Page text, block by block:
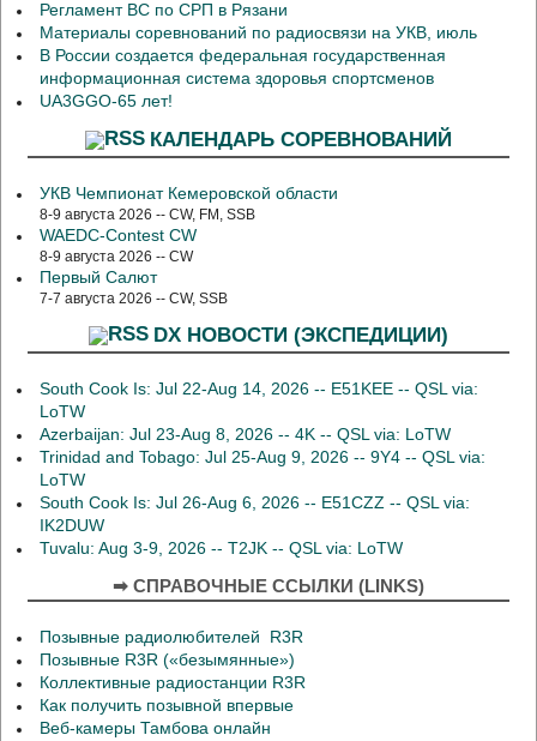
Регламент ВС по СРП в Рязани
Материалы соревнований по радиосвязи на УКВ, июль
В России создается федеральная государственная
информационная система здоровья спортсменов
UA3GGO-65 лет!
КАЛЕНДАРЬ СОРЕВНОВАНИЙ
УКВ Чемпионат Кемеровской области
8-9 августа 2026 -- CW, FM, SSB
WAEDC-Contest CW
8-9 августа 2026 -- CW
Первый Салют
7-7 августа 2026 -- CW, SSB
DX НОВОСТИ (ЭКСПЕДИЦИИ)
South Cook Is: Jul 22-Aug 14, 2026 -- E51KEE -- QSL via:
LoTW
Azerbaijan: Jul 23-Aug 8, 2026 -- 4K -- QSL via: LoTW
Trinidad and Tobago: Jul 25-Aug 9, 2026 -- 9Y4 -- QSL via:
LoTW
South Cook Is: Jul 26-Aug 6, 2026 -- E51CZZ -- QSL via:
IK2DUW
Tuvalu: Aug 3-9, 2026 -- T2JK -- QSL via: LoTW
➡ СПРАВОЧНЫЕ ССЫЛКИ (LINKS)
Позывные радиолюбителей R3R
Позывные R3R («безымянные»)
Коллективные радиостанции R3R
Как получить позывной впервые
Веб-камеры Тамбова онлайн